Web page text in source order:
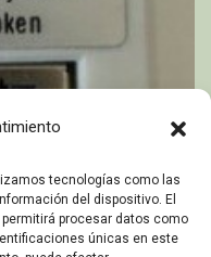
tecnologías como las
del dispositivo. El
procesar datos como
únicas en este